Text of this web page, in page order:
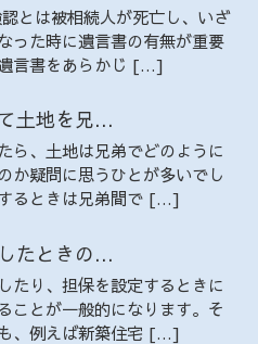
とは被相続人が死亡し、いざ
った時に遺言書の有無が重要
言書をあらかじ […]
土地を兄...
ら、土地は兄弟でどのように
か疑問に思うひとが多いでし
るときは兄弟間で […]
たときの...
たり、担保を設定するときに
ことが一般的になります。そ
、例えば新築住宅 […]